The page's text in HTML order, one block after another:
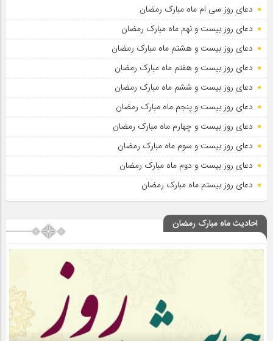
دعای روز سی ام ماه مبارک رمضان
دعای روز بیست و نهم ماه مبارک رمضان
دعای روز بیست و هشتم ماه مبارک رمضان
دعای روز بیست و هفتم ماه مبارک رمضان
دعای روز بیست و ششم ماه مبارک رمضان
دعای روز بیست و پنجم ماه مبارک رمضان
دعای روز بیست و چهارم ماه مبارک رمضان
دعای روز بیست و سوم ماه مبارک رمضان
دعای روز بیست و دوم ماه مبارک رمضان
دعای روز بیستم ماه مبارک رمضان
احادیث ماه مبارک رمضان